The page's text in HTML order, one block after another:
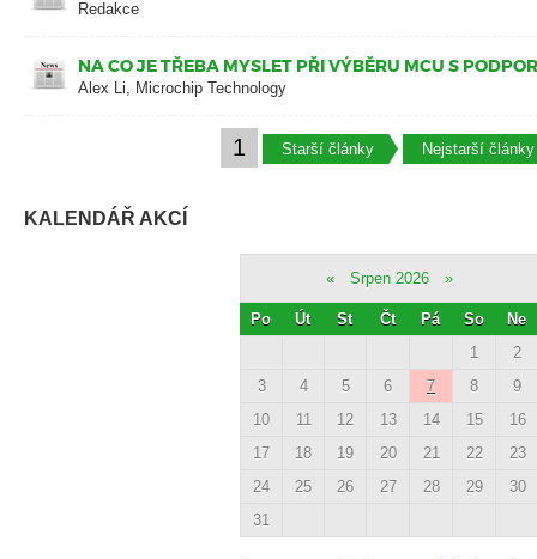
Redakce
NA CO JE TŘEBA MYSLET PŘI VÝBĚRU MCU S
Alex Li, Microchip Technology
1 Starší články Nejstarší články
KALENDÁŘ AKCÍ
« Srpen 2026 »
Po Út St Čt Pá So
Ne
1
2
3
4 5 6 7 8
9
10
11 12 13 14 15
16
17
18 19 20 21 22
23
24
25 26 27 28 29
30
31